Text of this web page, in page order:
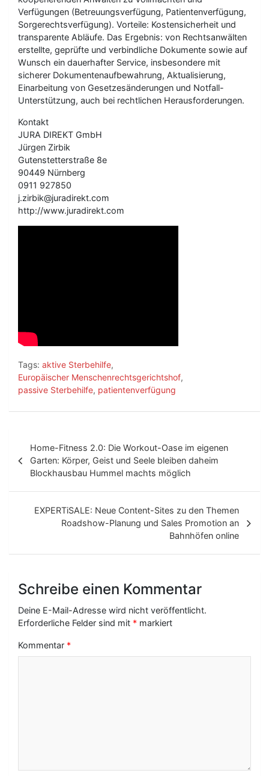
Verfügungen (Betreuungsverfügung, Patientenverfügung,
Sorgerechtsverfügung). Vorteile: Kostensicherheit und
transparente Abläufe. Das Ergebnis: von Rechtsanwälten
erstellte, geprüfte und verbindliche Dokumente sowie auf
Wunsch ein dauerhafter Service, insbesondere mit
sicherer Dokumentenaufbewahrung, Aktualisierung,
Einarbeitung von Gesetzesänderungen und Notfall-
Unterstützung, auch bei rechtlichen Herausforderungen.
Kontakt
JURA DIREKT GmbH
Jürgen Zirbik
Gutenstetterstraße 8e
90449 Nürnberg
0911 927850
j.zirbik@juradirekt.com
http://www.juradirekt.com
Tags: aktive Sterbehilfe,
Europäischer Menschenrechtsgerichtshof,
passive Sterbehilfe, patientenverfügung
e
N
a
Home-Fitness 2.0: Die Workout-Oase im eigenen
Garten: Körper, Geist und Seele bleiben daheim
Blockhausbau Hummel machts möglich
EXPERTiSALE: Neue Content-Sites zu den Themen
Roadshow-Planung und Sales Promotion an
Bahnhöfen online
Schreibe einen Kommentar
Deine E-Mail-Adresse wird nicht veröffentlicht.
Erforderliche Felder sind mit * markiert
Kommentar *